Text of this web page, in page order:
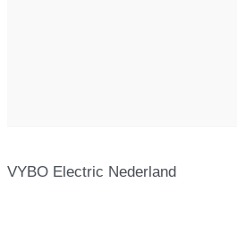
VYBO Electric Nederland